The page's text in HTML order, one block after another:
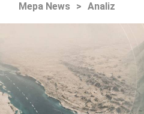
Mepa News > Analiz